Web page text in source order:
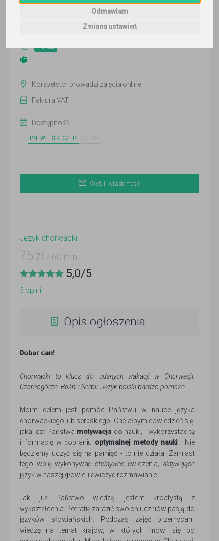
Odmawiam
Zmiana ustawień
Wyślij wiadomość
Korepetytor prowadzi zajęcia online
Faktura VAT
Dostępność
PN WT ŚR CZ PI
Wyślij wiadomość
Język chorwacki
75 zł / 60 min
5,0/5
5 opinii
Opis ogłoszenia
Dobar dan!
Chorwacki to klucz do udanych wakacji w Chorwacji,
Czarnogórze, Bośni i Serbii. Język polski bardzo pomoże.
Moim celem jest pomóc Państwu w nauce języka
chorwackiego lub serbskiego. Chciałbym dowiedzieć się,
jaka jest Państwa motywacja do nauki, i wykorzystać tę
informację w dobraniu optymalnej metody nauki. Nie
będziemy uczyć się na pamięć - to nie działa. Zamiast
tego wolę wykonywać efektywne ćwiczenia, aktywujące
język w naszej głowie, i ćwiczyć rozmawianie.
Jak już Państwo wiedzą, jestem kroatystą z
wykształcenia. Potrafię zarazić swoich uczniów pasją do
języków słowiańskich. Podczas zajęć przemycam
wiedzę na temat krajów, w których mówi się po